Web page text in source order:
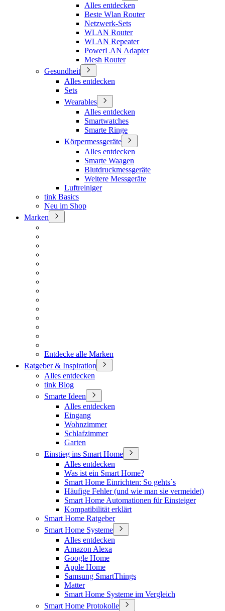
Alles entdecken
Beste Wlan Router
Netzwerk-Sets
WLAN Router
WLAN Repeater
PowerLAN Adapter
Mesh Router
Gesundheit
Alles entdecken
Sets
Wearables
Alles entdecken
Smartwatches
Smarte Ringe
Körpermessgeräte
Alles entdecken
Smarte Waagen
Blutdruckmessgeräte
Weitere Messgeräte
Luftreiniger
tink Basics
Neu im Shop
Marken
Entdecke alle Marken
Ratgeber & Inspiration
Alles entdecken
tink Blog
Smarte Ideen
Alles entdecken
Eingang
Wohnzimmer
Schlafzimmer
Garten
Einstieg ins Smart Home
Alles entdecken
Was ist ein Smart Home?
Smart Home Einrichten: So gehts`s
Häufige Fehler (und wie man sie vermeidet)
Smart Home Automationen für Einsteiger
Kompatibilität erklärt
Smart Home Ratgeber
Smart Home Systeme
Alles entdecken
Amazon Alexa
Google Home
Apple Home
Samsung SmartThings
Matter
Smart Home Systeme im Vergleich
Smart Home Protokolle